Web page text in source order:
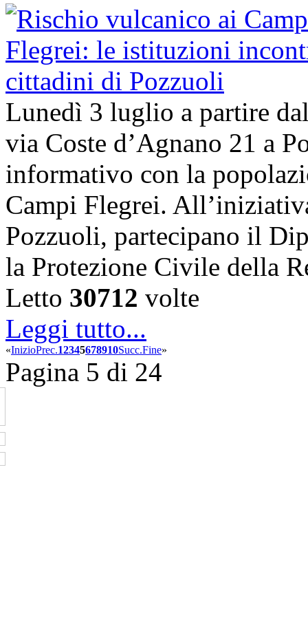
Lunedì 3 luglio a partire
via Coste d’Agnano 21 a
informativo con la
Campi Flegrei.
Pozzuoli, partecipano il
la Protezione Civile della
Letto 30712 volte
Leggi tutto...
«InizioPrec.12345678910Succ.Fine»
Pagina 5 di 24